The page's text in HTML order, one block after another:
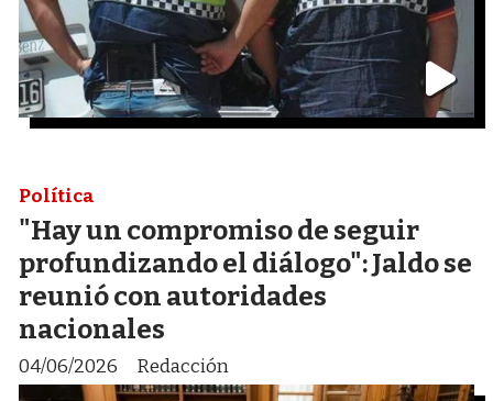
"Hay un compromiso de seguir
profundizando el diálogo": Jaldo se
reunió con autoridades
nacionales
Redacción
Política
04/06/2026